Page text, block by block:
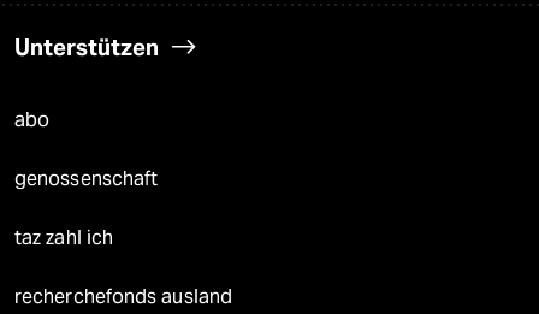
Unterstützen
abo
genossenschaft
taz zahl ich
recherchefonds ausland